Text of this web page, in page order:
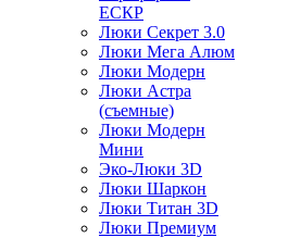
ЕСКР
Люки Секрет 3.0
Люки Мега Алюм
Люки Модерн
Люки Астра
(съемные)
Люки Модерн
Мини
Эко-Люки 3D
Люки Шаркон
Люки Титан 3D
Люки Премиум